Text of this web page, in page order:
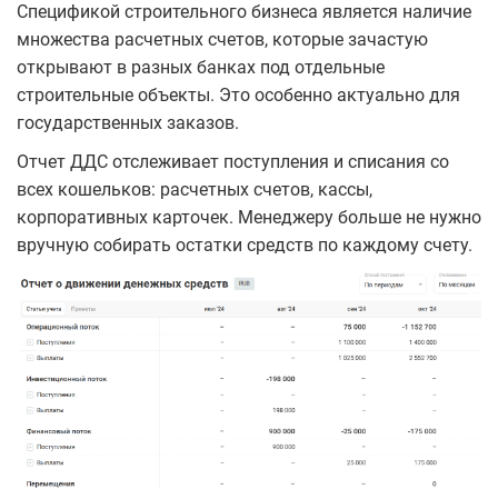
Спецификой строительного бизнеса является наличие
множества расчетных счетов, которые зачастую
открывают в разных банках под отдельные
строительные объекты. Это особенно актуально для
государственных заказов.
Отчет ДДС отслеживает поступления и списания со
всех кошельков: расчетных счетов, кассы,
корпоративных карточек. Менеджеру больше не нужно
вручную собирать остатки средств по каждому счету.